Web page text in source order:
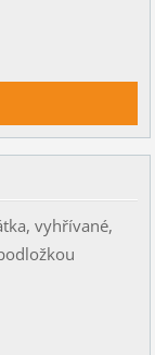
vyhřívané,